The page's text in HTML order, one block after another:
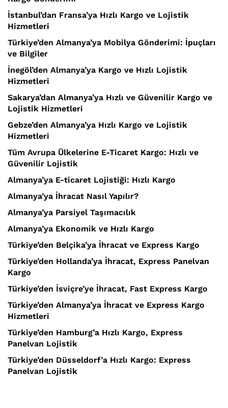
İstanbul’dan Fransa’ya Hızlı Kargo ve Lojistik
Hizmetleri
Türkiye’den Almanya’ya Mobilya Gönderimi: İpuçları
ve Bilgiler
İnegöl’den Almanya’ya Kargo ve Hızlı Lojistik
Hizmetleri
Sakarya’dan Almanya’ya Hızlı ve Güvenilir Kargo ve
Lojistik Hizmetleri
Gebze’den Almanya’ya Hızlı Kargo ve Lojistik
Hizmetleri
Tüm Avrupa Ülkelerine E-Ticaret Kargo: Hızlı ve
Güvenilir Lojistik
Almanya’ya E-ticaret Lojistiği: Hızlı Kargo
Almanya’ya İhracat Nasıl Yapılır?
Almanya’ya Parsiyel Taşımacılık
Almanya’ya Ekonomik ve Hızlı Kargo
Türkiye’den Belçika’ya İhracat ve Express Kargo
Türkiye’den Hollanda’ya İhracat, Express Panelvan
Kargo
Türkiye’den İsviçre’ye İhracat, Fast Express Kargo
Türkiye’den Almanya’ya İhracat ve Express Kargo
Hizmetleri
Türkiye’den Hamburg’a Hızlı Kargo, Express
Panelvan Lojistik
Türkiye’den Düsseldorf’a Hızlı Kargo: Express
Panelvan Lojistik